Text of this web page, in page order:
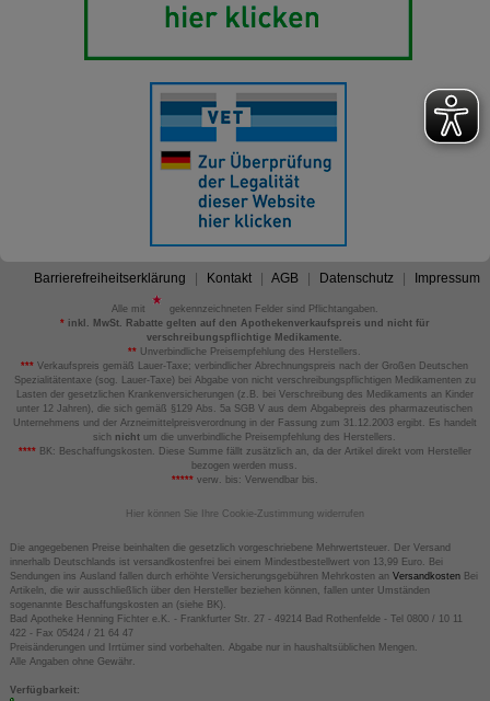
Barrierefreiheitserklärung Kontakt AGB Datenschutz Impressum
Alle mit
gekennzeichneten Felder sind Pflichtangaben.
*inkl. MwSt. Rabatte gelten auf den Apothekenverkaufspreis und nicht für
verschreibungspflichtige Medikamente.
** Unverbindliche Preisempfehlung des Herstellers.
*** Verkaufspreis gemäß Lauer-Taxe; verbindlicher Abrechnungspreis nach der Großen Deutschen
Spezialitätentaxe (sog. Lauer-Taxe) bei Abgabe von nicht verschreibungspflichtigen Medikamenten zu
Lasten der gesetzlichen Krankenversicherungen (z.B. bei Verschreibung des Medikaments an Kinder
unter 12 Jahren), die sich gemäß §129 Abs. 5a SGB V aus dem Abgabepreis des pharmazeutischen
Unternehmens und der Arzneimittelpreisverordnung in der Fassung zum 31.12.2003 ergibt. Es handelt
sich nicht um die unverbindliche Preisempfehlung des Herstellers.
****BK: Beschaffungskosten. Diese Summe fällt zusätzlich an, da der Artikel direkt vom Hersteller
bezogen werden muss.
*****verw. bis: Verwendbar bis.
Hier können Sie Ihre Cookie-Zustimmung widerrufen
Die angegebenen Preise beinhalten die gesetzlich vorgeschriebene Mehrwertsteuer. Der Versand
innerhalb Deutschlands ist versandkostenfrei bei einem Mindestbestellwert von 13,99 Euro. Bei
Sendungen ins Ausland fallen durch erhöhte Versicherungsgebühren Mehrkosten an VersandkostenBei
Artikeln, die wir ausschließlich über den Hersteller beziehen können, fallen unter Umständen
sogenannte Beschaffungskosten an (siehe BK).
Bad Apotheke Henning Fichter e.K. - Frankfurter Str. 27 - 49214 Bad Rothenfelde - Tel 0800 / 10 11
422 - Fax 05424 / 21 64 47
Preisänderungen und Irrtümer sind vorbehalten. Abgabe nur in haushaltsüblichen Mengen.
Alle Angaben ohne Gewähr.
Verfügbarkeit: